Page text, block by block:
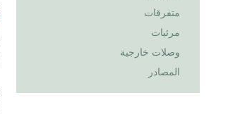
متفرقات
مرئيات
وصلات خارجية
المصادر